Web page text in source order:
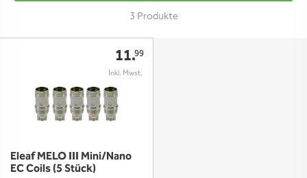
3 Produkte
11.99
Eleaf MELO III Mini/Nano
EC Coils (5 Stück)